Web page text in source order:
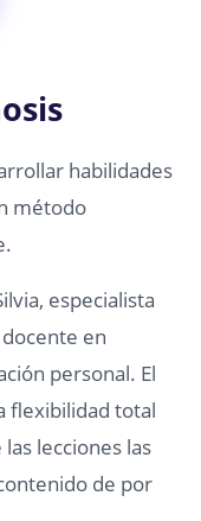
habilidades
método
especialista
en
personal. El
flexibilidad total
lecciones las
de por